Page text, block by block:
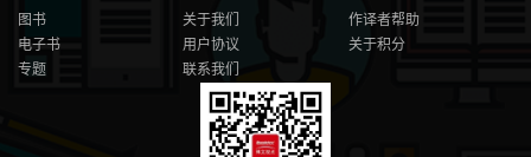
图书
电子书
专题
关于我们
用户协议
联系我们
作译者帮助
关于积分